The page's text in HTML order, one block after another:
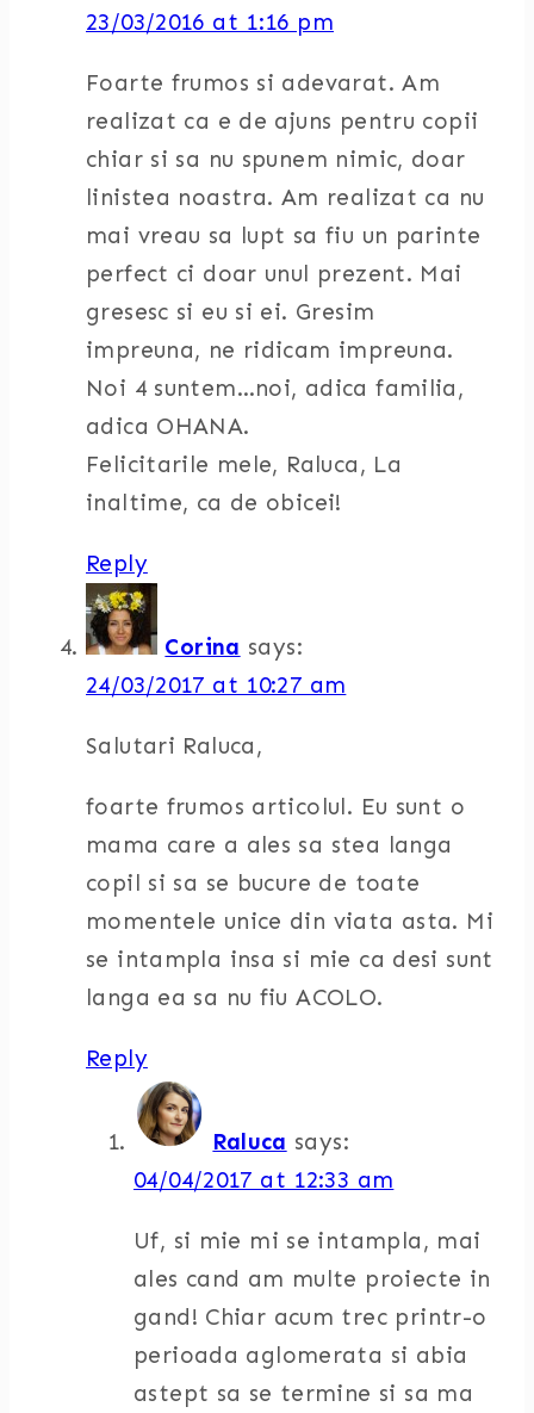
23/03/2016 at 1:16 pm
Foarte frumos si adevarat. Am
realizat ca e de ajuns pentru copii
chiar si sa nu spunem nimic, doar
linistea noastra. Am realizat ca nu
mai vreau sa lupt sa fiu un parinte
perfect ci doar unul prezent. Mai
gresesc si eu si ei. Gresim
impreuna, ne ridicam impreuna.
Noi 4 suntem…noi, adica familia,
adica OHANA.
Felicitarile mele, Raluca, La
inaltime, ca de obicei!
Reply
Corina says:
24/03/2017 at 10:27 am
Salutari Raluca,
foarte frumos articolul. Eu sunt o
mama care a ales sa stea langa
copil si sa se bucure de toate
momentele unice din viata asta. Mi
se intampla insa si mie ca desi sunt
langa ea sa nu fiu ACOLO.
Reply
Raluca says:
04/04/2017 at 12:33 am
Uf, si mie mi se intampla, mai
ales cand am multe proiecte in
gand! Chiar acum trec printr-o
perioada aglomerata si abia
astept sa se termine si sa ma